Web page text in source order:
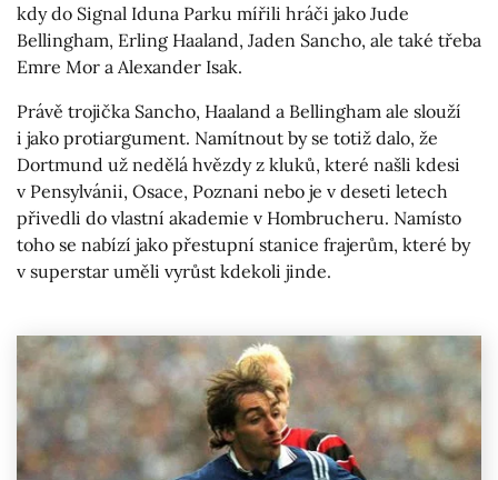
kdy do Signal Iduna Parku mířili hráči jako Jude
Bellingham, Erling Haaland, Jaden Sancho, ale také třeba
Emre Mor a Alexander Isak.
Právě trojička Sancho, Haaland a Bellingham ale slouží
i jako protiargument. Namítnout by se totiž dalo, že
Dortmund už nedělá hvězdy z kluků, které našli kdesi
v Pensylvánii, Osace, Poznani nebo je v deseti letech
přivedli do vlastní akademie v Hombrucheru. Namísto
toho se nabízí jako přestupní stanice frajerům, které by
v superstar uměli vyrůst kdekoli jinde.